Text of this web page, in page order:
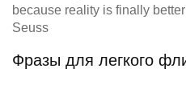
because reality is finally
Seuss
Фразы для легкого